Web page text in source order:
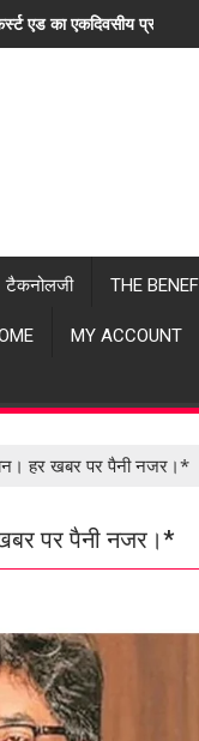
एड का एकदिवसीय
टैकनोलजी THE
MY ACCOUNT
हर खबर पर पैनी नजर।*
पर पैनी नजर।*